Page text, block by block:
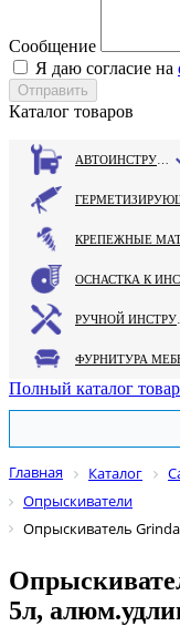
Сообщение
Я даю согласие на
Каталог товаров
Полный каталог
Главная Каталог
Опрыскиватели
Опрыскиватель
5л,